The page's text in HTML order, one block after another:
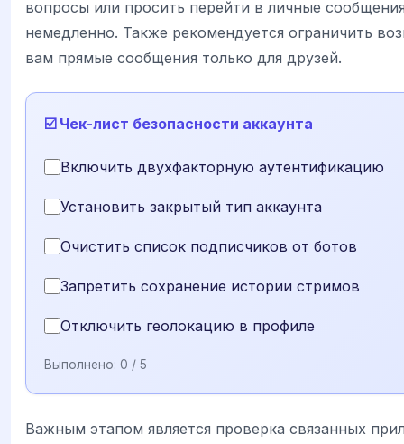
вопросы или просить перейти в личные
немедленно. Также рекомендуется ограничить
вам прямые сообщения только для друзей.
☑️ Чек-лист безопасности аккаунта
Включить двухфакторную аутентификацию
Установить закрытый тип аккаунта
Очистить список подписчиков от ботов
Запретить сохранение истории стримов
Отключить геолокацию в профиле
Выполнено: 0 / 5
Важным этапом является проверка связанных